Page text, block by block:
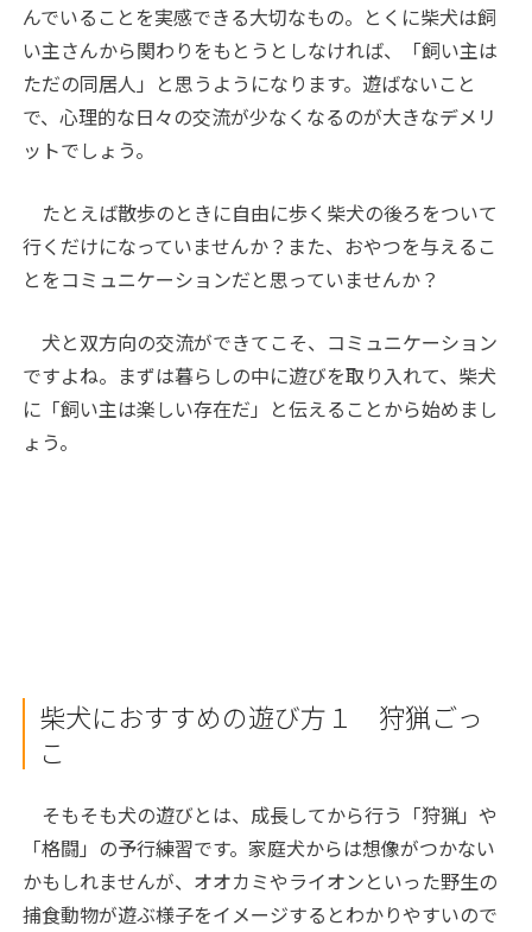
んでいることを実感できる大切なもの。とくに柴犬は飼
い主さんから関わりをもとうとしなければ、「飼い主は
ただの同居人」と思うようになります。遊ばないこと
で、心理的な日々の交流が少なくなるのが大きなデメリ
ットでしょう。
たとえば散歩のときに自由に歩く柴犬の後ろをついて
行くだけになっていませんか？また、おやつを与えるこ
とをコミュニケーションだと思っていませんか？
犬と双方向の交流ができてこそ、コミュニケーション
ですよね。まずは暮らしの中に遊びを取り入れて、柴犬
に「飼い主は楽しい存在だ」と伝えることから始めまし
ょう。
柴犬におすすめの遊び方１ 狩猟ごっ
こ
そもそも犬の遊びとは、成長してから行う「狩猟」や
「格闘」の予行練習です。家庭犬からは想像がつかない
かもしれませんが、オオカミやライオンといった野生の
捕食動物が遊ぶ様子をイメージするとわかりやすいので